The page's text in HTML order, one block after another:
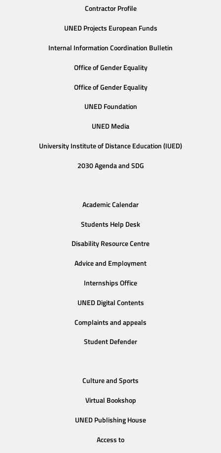
Contractor Profile
UNED Projects European Funds
Internal Information Coordination Bulletin
Office of Gender Equality
Office of Gender Equality
UNED Foundation
UNED Media
University Institute of Distance Education (IUED)
2030 Agenda and SDG
Academic Calendar
Students Help Desk
Disability Resource Centre
Advice and Employment
Internships Office
UNED Digital Contents
Complaints and appeals
Student Defender
Culture and Sports
Virtual Bookshop
UNED Publishing House
Access to